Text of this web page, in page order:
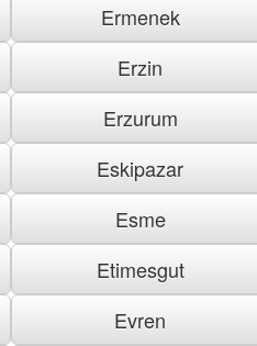
Ermenek
Erzin
Erzurum
Eskipazar
Esme
Etimesgut
Evren